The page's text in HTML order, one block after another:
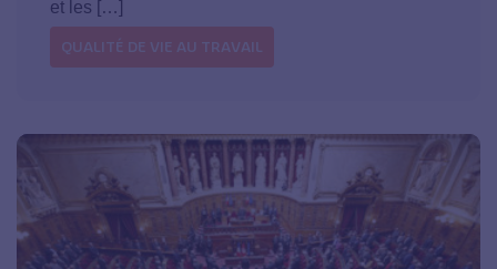
et les […]
QUALITÉ DE VIE AU TRAVAIL